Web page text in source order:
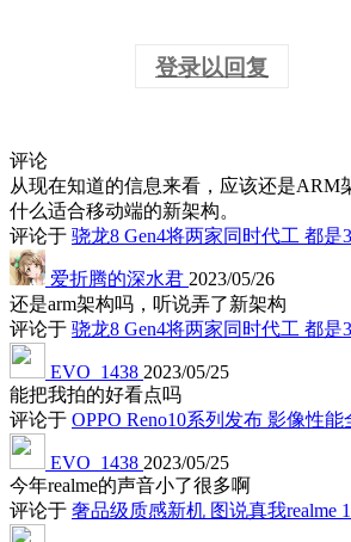
登录以回复
评论
从现在知道的信息来看，应该还是ARM
什么适合移动端的新架构。
评论于 骁龙8 Gen4将两家同时代工 都是
爱折腾的深水君 2023/05/26
还是arm架构吗，听说弄了新架构
评论于 骁龙8 Gen4将两家同时代工 都是
EVO_1438 2023/05/25
能把我拍的好看点吗
评论于 OPPO Reno10系列发布 影像性
EVO_1438 2023/05/25
今年realme的声音小了很多啊
评论于 奢品级质感新机 图说真我realme